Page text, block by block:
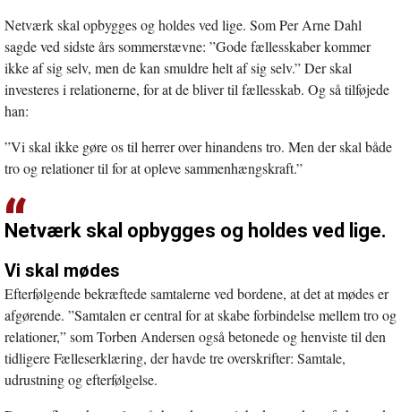
Netværk skal opbygges og holdes ved lige. Som Per Arne Dahl
sagde ved sidste års sommerstævne: ”Gode fællesskaber kommer
ikke af sig selv, men de kan smuldre helt af sig selv.” Der skal
investeres i relationerne, for at de bliver til fællesskab. Og så tilføjede
han:
”Vi skal ikke gøre os til herrer over hinandens tro. Men der skal både
tro og relationer til for at opleve sammenhængskraft.”
Netværk skal opbygges og holdes ved lige.
Vi skal mødes
Efterfølgende bekræftede samtalerne ved bordene, at det at mødes er
afgørende. ”Samtalen er central for at skabe forbindelse mellem tro og
relationer,” som Torben Andersen også betonede og henviste til den
tidligere Fælleserklæring, der havde tre overskrifter: Samtale,
udrustning og efterfølgelse.